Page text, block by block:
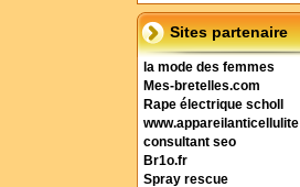
Sites partenaire
la mode des femmes
Mes-bretelles.com
Rape électrique scholl
www.appareilanticellulite
consultant seo
Br1o.fr
Spray rescue